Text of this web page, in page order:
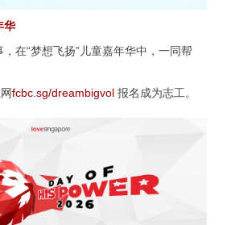
华
在“梦想飞扬”儿童嘉年华中，一同帮
fcbc.sg/dreambigvol 报名成为志工。